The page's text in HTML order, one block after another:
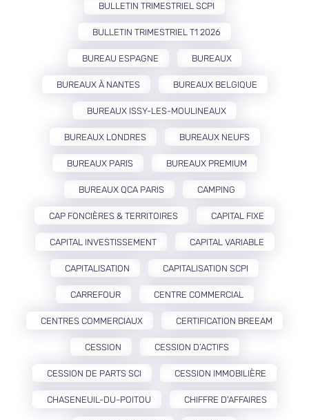
BULLETIN TRIMESTRIEL SCPI
BULLETIN TRIMESTRIEL T1 2026
BUREAU ESPAGNE BUREAUX
BUREAUX À NANTES BUREAUX BELGIQUE
BUREAUX ISSY-LES-MOULINEAUX
BUREAUX LONDRES BUREAUX NEUFS
BUREAUX PARIS BUREAUX PREMIUM
BUREAUX QCA PARIS CAMPING
CAP FONCIÈRES & TERRITOIRES CAPITAL FIXE
CAPITAL INVESTISSEMENT CAPITAL VARIABLE
CAPITALISATION CAPITALISATION SCPI
CARREFOUR CENTRE COMMERCIAL
CENTRES COMMERCIAUX CERTIFICATION BREEAM
CESSION CESSION D’ACTIFS
CESSION DE PARTS SCI CESSION IMMOBILIÈRE
CHASENEUIL-DU-POITOU CHIFFRE D'AFFAIRES